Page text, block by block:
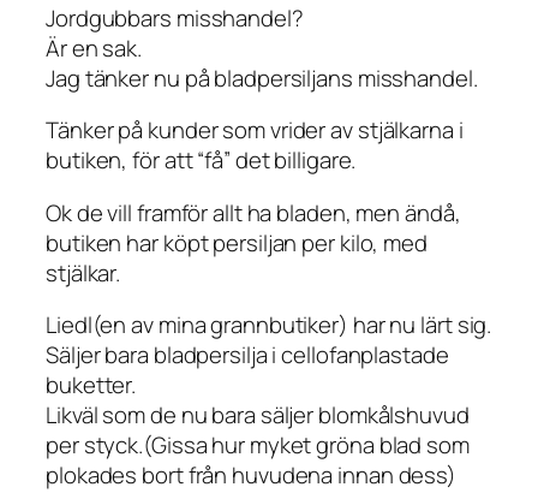
Jordgubbars misshandel?
Är en sak.
Jag tänker nu på bladpersiljans misshandel.
Tänker på kunder som vrider av stjälkarna i
butiken, för att “få” det billigare.
Ok de vill framför allt ha bladen, men ändå,
butiken har köpt persiljan per kilo, med
stjälkar.
Liedl(en av mina grannbutiker) har nu lärt sig.
Säljer bara bladpersilja i cellofanplastade
buketter.
Likväl som de nu bara säljer blomkålshuvud
per styck.(Gissa hur myket gröna blad som
plokades bort från huvudena innan dess)